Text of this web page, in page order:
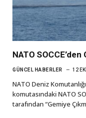
NATO
GÜNCEL HABERLER 12
NATO Deniz
komutasındaki NATO
tarafından “Gemiye